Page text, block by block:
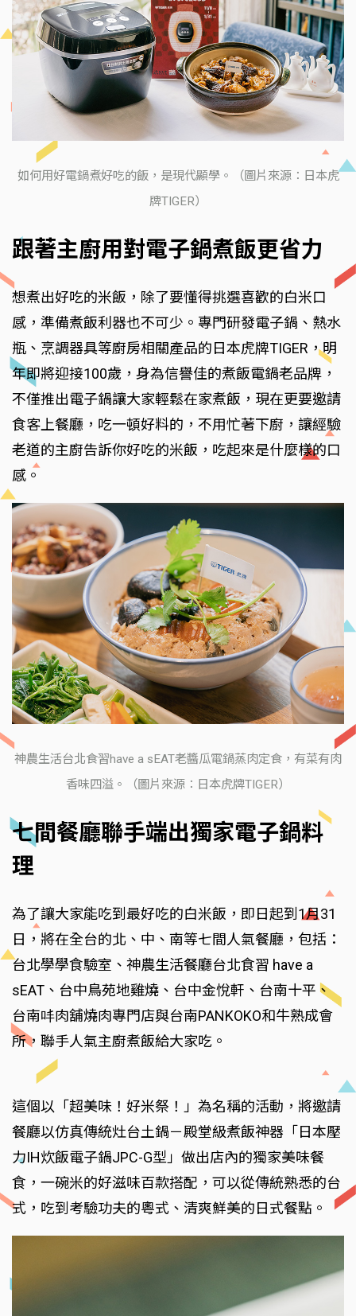
如何用好電鍋煮好吃的飯，是現代顯學。（圖片來源：日本虎
牌TIGER）
跟著主廚用對電子鍋煮飯更省力
想煮出好吃的米飯，除了要懂得挑選喜歡的白米口
感，準備煮飯利器也不可少。專門研發電子鍋、熱水
瓶、烹調器具等廚房相關產品的日本虎牌TIGER，明
年即將迎接100歲，身為信譽佳的煮飯電鍋老品牌，
不僅推出電子鍋讓大家輕鬆在家煮飯，現在更要邀請
食客上餐廳，吃一頓好料的，不用忙著下廚，讓經驗
老道的主廚告訴你好吃的米飯，吃起來是什麼樣的口
感。
神農生活台北食習have a sEAT老醬瓜電鍋蒸肉定食，有菜有肉
香味四溢。（圖片來源：日本虎牌TIGER）
七間餐廳聯手端出獨家電子鍋料
理
為了讓大家能吃到最好吃的白米飯，即日起到1月31
日，將在全台的北、中、南等七間人氣餐廳，包括：
台北學學食驗室、神農生活餐廳台北食習 have a
sEAT、台中鳥苑地雞燒、台中金悅軒、台南十平、
台南㕩肉舖燒肉專門店與台南PANKOKO和牛熟成會
所，聯手人氣主廚煮飯給大家吃。
這個以「超美味！好米祭！」為名稱的活動，將邀請
餐廳以仿真傳統灶台土鍋－殿堂級煮飯神器「日本壓
力IH炊飯電子鍋JPC-G型」做出店內的獨家美味餐
食，一碗米的好滋味百款搭配，可以從傳統熟悉的台
式，吃到考驗功夫的粵式、清爽鮮美的日式餐點。